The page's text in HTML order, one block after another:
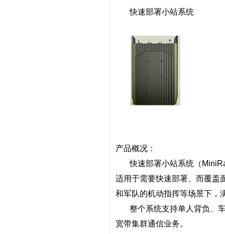
快速部署小站系统
产品概况：
快速部署小站系统（
适用于需要快速部署、而覆盖
和军队的机动指挥等场景下，
整个系统支持单人背负、
宽带集群通信业务。